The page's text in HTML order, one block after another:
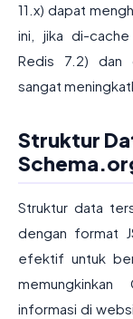
11.x) dapat
ini, jika di-cache
Redis 7.2) dan
sangat
Struktur
Struktur data
dengan format
efektif untuk
informasi di